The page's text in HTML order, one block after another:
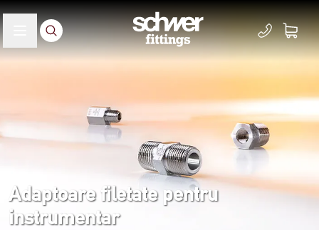
Adaptoare filetate pentru
instrumentar